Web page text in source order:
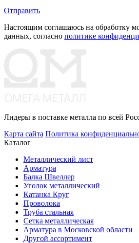
Отправить
Настоящим соглашаюсь на обработку
данных, согласно политике
Лидеры в поставке металла по всей
Карта сайта Политика
Каталог
Металлический лист
Арматура
Балка Швеллер
Уголок металлический
Катанка Круг
Проволока
Труба стальная
Сетка металлическая
Арматура в Московской области
Другой ассортимент